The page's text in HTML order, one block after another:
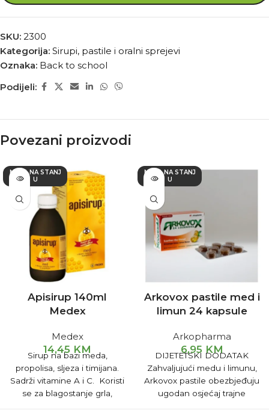
SKU: 2300
Kategorija: Sirupi, pastile i oralni sprejevi
Oznaka: Back to school
Podijeli:
Povezani proizvodi
NEMA NA STANJ
U
Apisirup 140ml
Medex
Medex
14,45 KM
Sirup na bazi meda,
propolisa, sljeza i timijana.
Sadrži vitamine A i C. Koristi
se za blagostanje grla,
NEMA NA STANJ
U
Arkovox pastile med i
limun 24 kapsule
Arkopharma
6,95 KM
DIJETETSKI DODATAK
Zahvaljujući medu i limunu,
Arkovox pastile obezbjeđuju
ugodan osjećaj trajne